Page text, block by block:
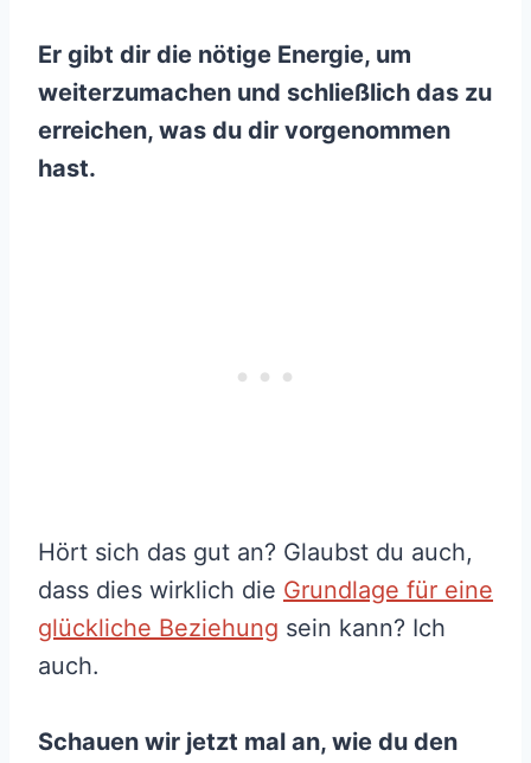
Er gibt dir die nötige Energie, um
weiterzumachen und schließlich das zu
erreichen, was du dir vorgenommen
hast.
Hört sich das gut an? Glaubst du auch,
dass dies wirklich die Grundlage für eine
glückliche Beziehung sein kann? Ich
auch.
Schauen wir jetzt mal an, wie du den